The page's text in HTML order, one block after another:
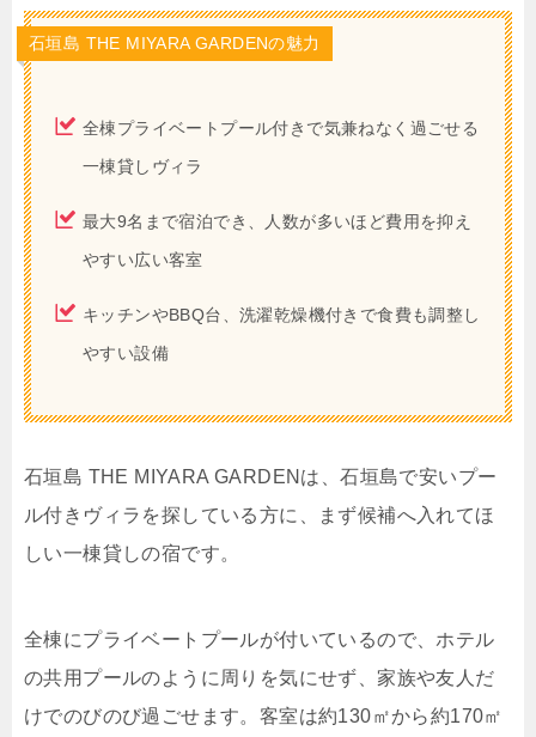
石垣島 THE MIYARA GARDENの魅力
全棟プライベートプール付きで気兼ねなく過ごせる
一棟貸しヴィラ
最大9名まで宿泊でき、人数が多いほど費用を抑え
やすい広い客室
キッチンやBBQ台、洗濯乾燥機付きで食費も調整し
やすい設備
石垣島 THE MIYARA GARDENは、石垣島で安いプー
ル付きヴィラを探している方に、まず候補へ入れてほ
しい一棟貸しの宿です。
全棟にプライベートプールが付いているので、ホテル
の共用プールのように周りを気にせず、家族や友人だ
けでのびのび過ごせます。客室は約130㎡から約170㎡